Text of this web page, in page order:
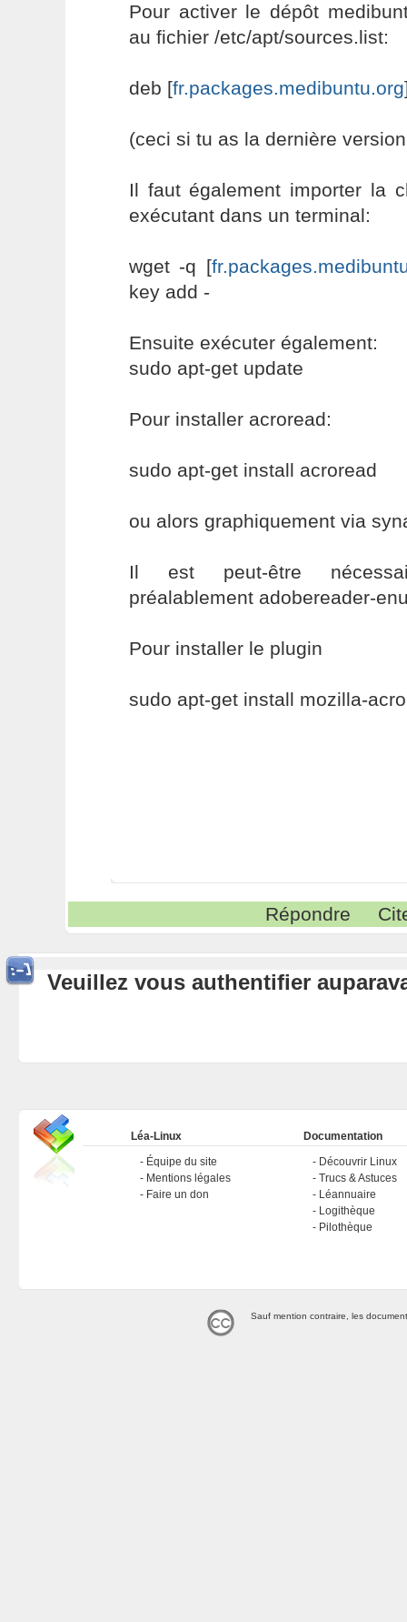
Pour activer le dépôt
au fichier /etc/apt/sources.list:
deb [fr.packages.medibuntu.org
(ceci si tu as la dernière
Il faut également importer la
exécutant dans un terminal:
wget -q [
key add -
Ensuite exécuter également:
sudo apt-get update
Pour installer acroread:
sudo apt-get install acroread
ou alors graphiquement via
Il est peut-être
préalablement adobereader-
Pour installer le plugin
sudo apt-get install mozilla-
Répondre
Veuillez vous authentifier
Léa-Linux
Équipe du site
Mentions légales
Faire un don
Documentation
Découvrir Linux
Trucs & Astuces
Léannuaire
Logithèque
Pilothèque
Sauf mention contraire, les